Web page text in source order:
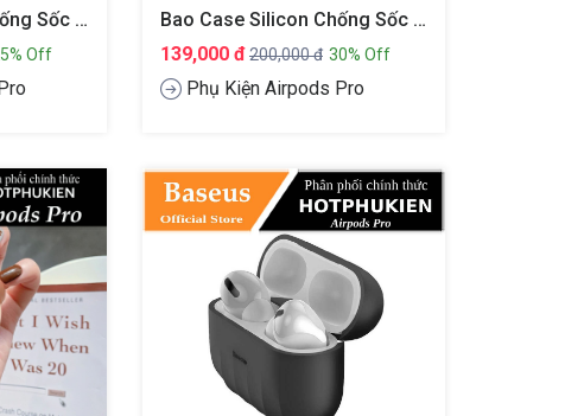
Bao Case Silicon Chống Sốc Cho Tai Nghe Apple Airpods Pro Mèo Thần Tài Lucky Hiệu HOTCASE (Gen 1)
Off
Bao Case Silicon Chống Sốc Cho Tai Nghe Apple Airpods Pro Kiểu Dáng BullDog Hiệu HOTCASE
139,000 đ200,000 đ 30% Off
Phụ Kiện Airpods Pro